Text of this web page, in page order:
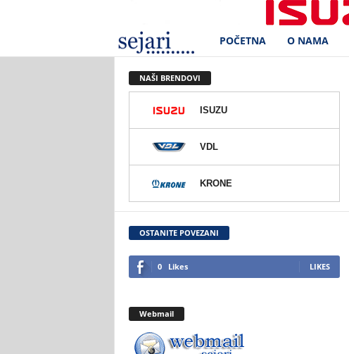
e
r
d
.
o
POČETNA O NAMA
NAŠI BRENDOVI
ISUZU
VDL
KRONE
OSTANITE POVEZANI
0 Likes LIKES
Webmail